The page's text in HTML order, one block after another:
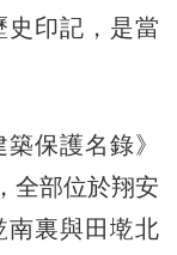
史印記，是當
保護名錄》
全部位於翔安
南裏與田墘北